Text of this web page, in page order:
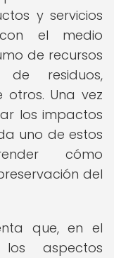
y servicios
el medio
de recursos
de residuos,
otros. Una vez
los impactos
uno de estos
cómo
del
que, en el
aspectos